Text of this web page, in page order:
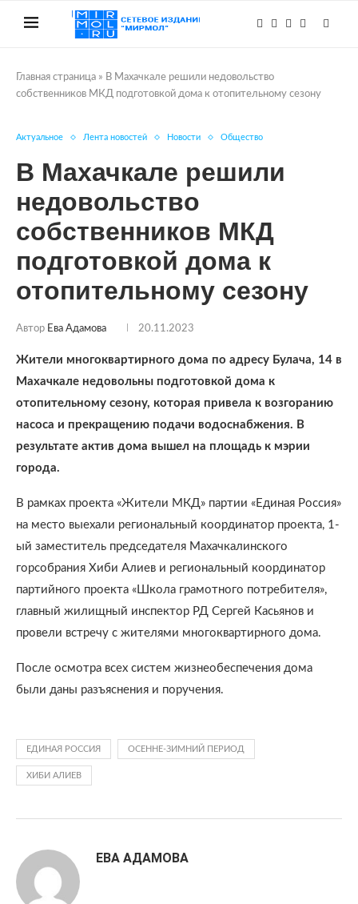
Главная страница » В Махачкале решили недовольство
собственников МКД подготовкой дома к отопительному сезону
Актуальное Лента новостей Новости Общество
В Махачкале решили
недовольство
собственников МКД
подготовкой дома к
отопительному сезону
Автор Ева Адамова 20.11.2023
Жители многоквартирного дома по адресу Булача, 14 в
Махачкале недовольны подготовкой дома к
отопительному сезону, которая привела к возгоранию
насоса и прекращению подачи водоснабжения. В
результате актив дома вышел на площадь к мэрии
города.
В рамках проекта «Жители МКД» партии «Единая Россия»
на место выехали региональный координатор проекта, 1-
ый заместитель председателя Махачкалинского
горсобрания Хиби Алиев и региональный координатор
партийного проекта «Школа грамотного потребителя»,
главный жилищный инспектор РД Сергей Касьянов и
провели встречу с жителями многоквартирного дома.
После осмотра всех систем жизнеобеспечения дома
были даны разъяснения и поручения.
ЕДИНАЯ РОССИЯ ОСЕННЕ-ЗИМНИЙ ПЕРИОД
ХИБИ АЛИЕВ
ЕВА АДАМОВА